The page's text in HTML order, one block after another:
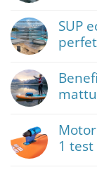
commento
su
Come
vento
con
il
manuale
perfetto
in
SUP
commento
su
SUP
premium:
perfetto
commento
su
Benefici
del
1